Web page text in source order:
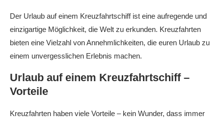
Der Urlaub auf einem Kreuzfahrtschiff ist eine aufregende und
einzigartige Möglichkeit, die Welt zu erkunden. Kreuzfahrten
bieten eine Vielzahl von Annehmlichkeiten, die euren Urlaub zu
einem unvergesslichen Erlebnis machen.
Urlaub auf einem Kreuzfahrtschiff –
Vorteile
Kreuzfahrten haben viele Vorteile – kein Wunder, dass immer